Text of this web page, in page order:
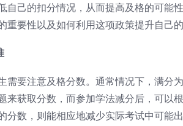
自己的扣分情况，从而提高及格的可能
重要性以及如何利用这项政策提升自己的
需要注意及格分数。通常情况下，满分
来获取分数，而参加学法减分后，可以
分数，则能相应地减少实际考试中可能出